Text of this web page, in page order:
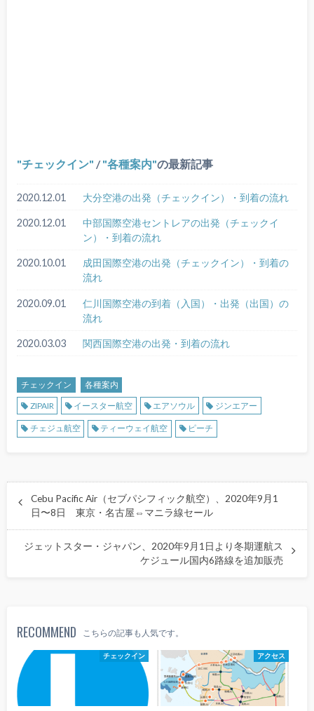
チェックイン / 各種案内 の最新記事
2020.12.01 大分空港の出発（チェックイン）・到着の流れ
2020.12.01
中部国際空港セントレアの出発（チェックイ
ン）・到着の流れ
2020.10.01
成田国際空港の出発（チェックイン）・到着の
流れ
2020.09.01
仁川国際空港の到着（入国）・出発（出国）の
流れ
2020.03.03 関西国際空港の出発・到着の流れ
チェックイン
各種案内
ZIPAIR
イースター航空 エアソウル ジンエアー
チェジュ航空 ティーウェイ航空 ピーチ
Cebu Pacific Air（セブパシフィック航空）、2020年9月1
日〜8日 東京・名古屋⇔マニラ線セール
ジェットスター・ジャパン、2020年9月1日より冬期運航ス
ケジュール国内6路線を追加販売
RECOMMEND こちらの記事も人気です。
チェックイン アクセス